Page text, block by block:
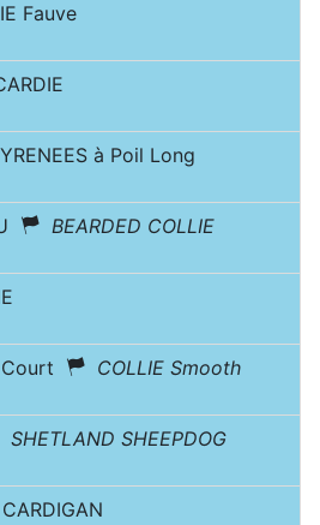
Fauve
à Poil Long
BEARDED COLLIE
COLLIE Smooth
SHETLAND SHEEPDOG